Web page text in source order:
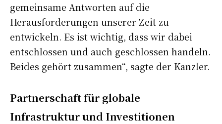
gemeinsame Antworten auf die
Herausforderungen unserer Zeit zu
entwickeln. Es ist wichtig, dass wir dabei
entschlossen und auch geschlossen handeln.
Beides gehört zusammen“, sagte der Kanzler.
Partnerschaft für globale
Infrastruktur und Investitionen